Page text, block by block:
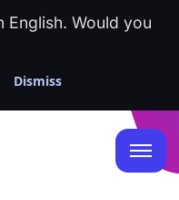
English. Would you
Dismiss